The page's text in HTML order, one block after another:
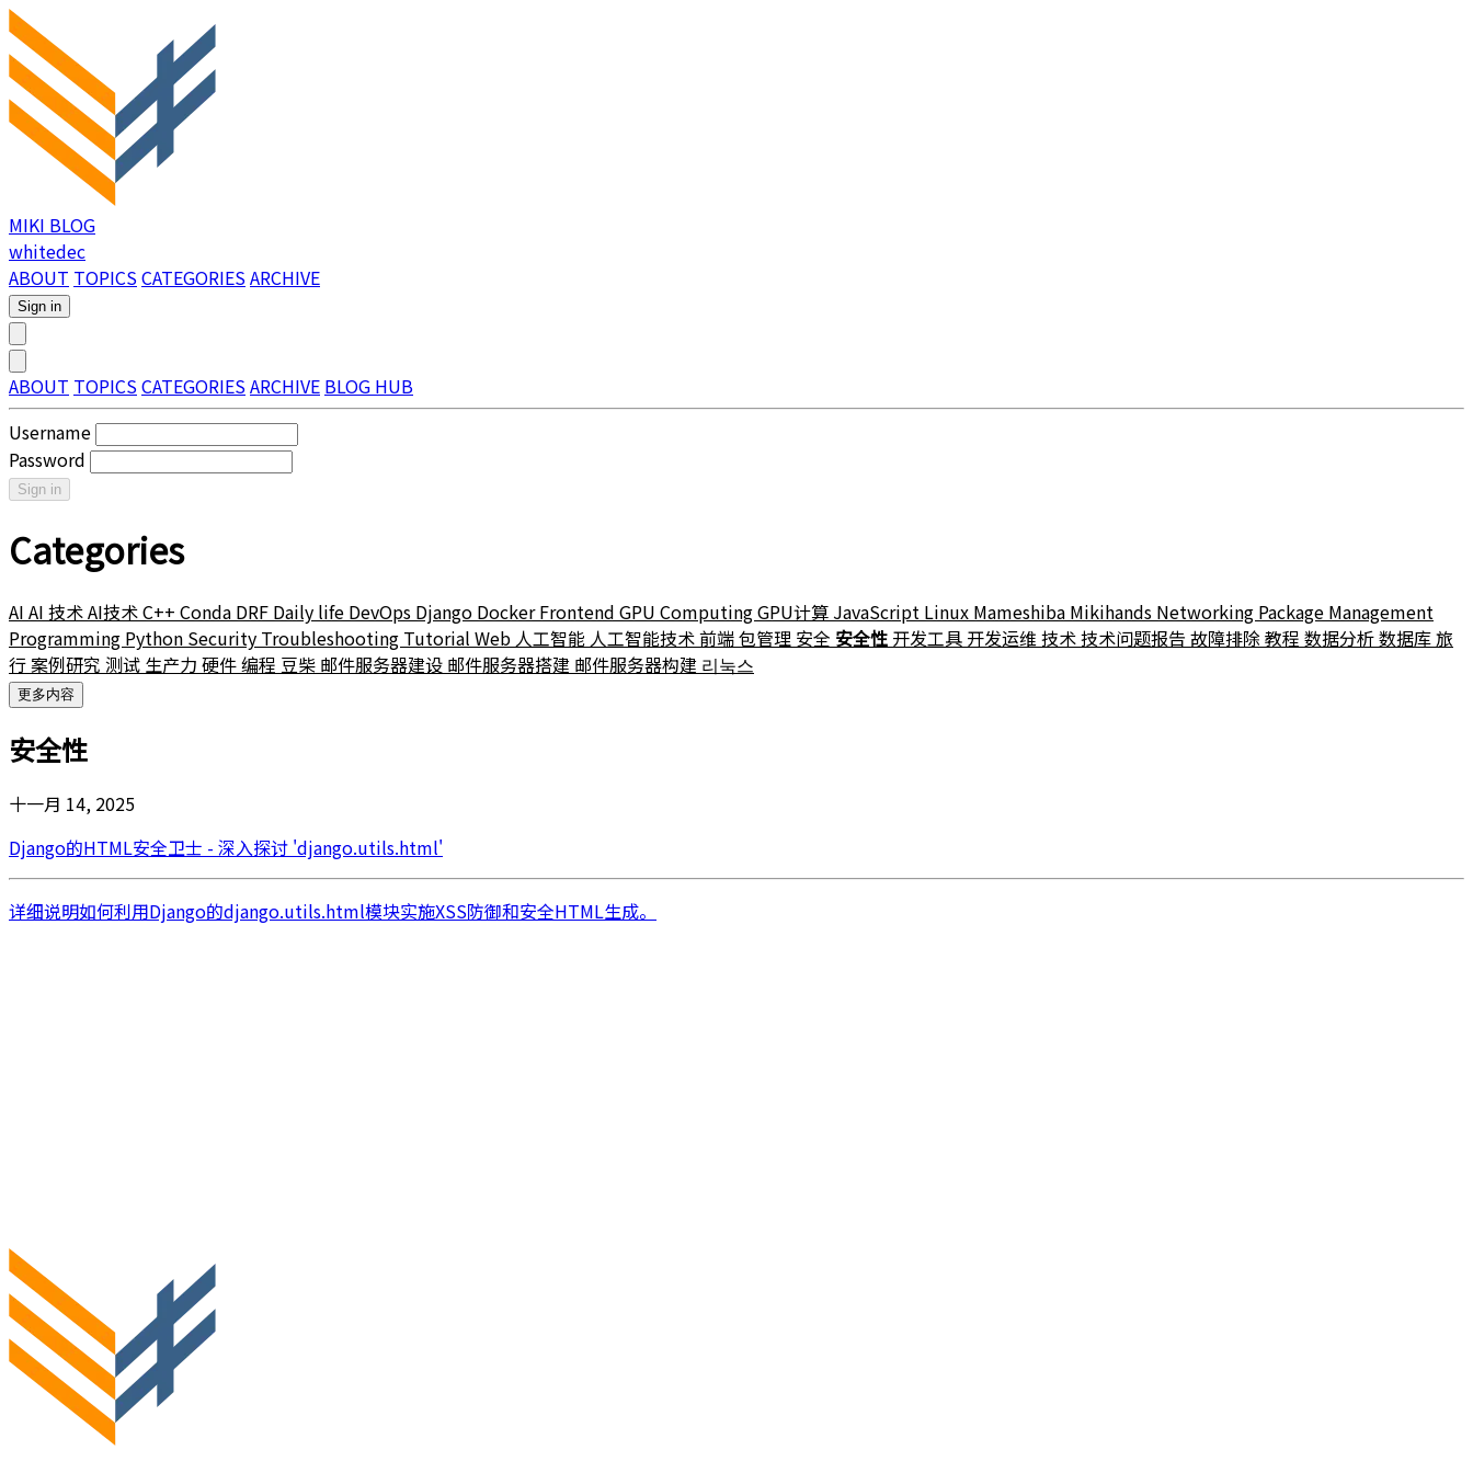
MIKI BLOG
whitedec
ABOUT TOPICSCATEGORIESARCHIVE
Sign in
ABOUT TOPICSCATEGORIESARCHIVE BLOG HUB
Username
Password
Sign in
Categories
AI AI 技术AI技术C++ Conda DRF Daily life DevOps Django DockerFrontend GPU ComputingGPU计算 JavaScript Linux Mameshiba Mikihands Networking Package Management
Programming Python Security Troubleshooting Tutorial Web 人工智能 人工智能技术前端包管理 安全 安全性 开发工具 开发运维技术技术问题报告 故障排除教程 数据分析数据库旅
行案例研究 测试 生产力 硬件编程 豆柴 邮件服务器建设 邮件服务器搭建 邮件服务器构建 리눅스
更多内容
安全性
十一月 14, 2025
Django的HTML安全卫士 - 深入探讨 'django.utils.html'
详细说明如何利用Django的django.utils.html模块实施XSS防御和安全HTML生成。